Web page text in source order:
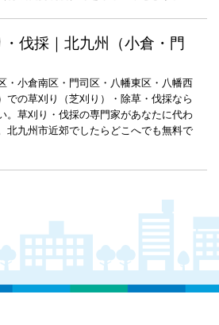
伐採｜北九州（小倉・門
・小倉南区・門司区・八幡東区・八幡西
での草刈り（芝刈り）・除草・伐採なら
。草刈り・伐採の専門家があなたに代わ
北九州市近郊でしたらどこへでも無料で